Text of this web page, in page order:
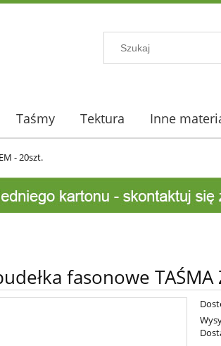
Taśmy Tektura Inne
- 20szt.
fasonowe TAŚMA